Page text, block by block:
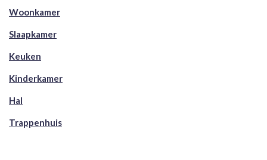
Woonkamer
Slaapkamer
Keuken
Kinderkamer
Hal
Trappenhuis